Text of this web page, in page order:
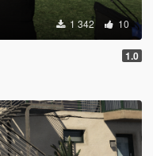
1 342 10
1.0